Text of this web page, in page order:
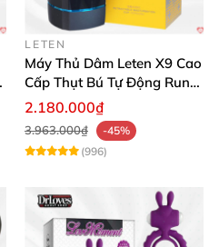
LETEN
Máy Thủ Dâm Leten X9 Cao
Cấp Thụt Bú Tự Động Rung
Rên
2.180.000₫
3.963.000₫
-45%
(996)